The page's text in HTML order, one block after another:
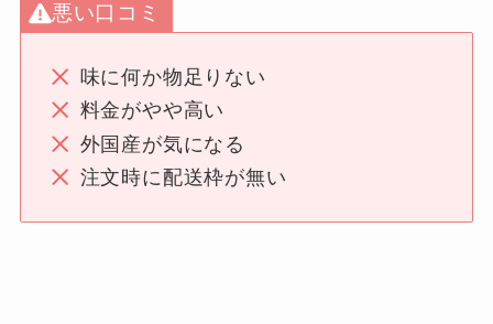
悪い口コミ
味に何か物足りない
料金がやや高い
外国産が気になる
注文時に配送枠が無い